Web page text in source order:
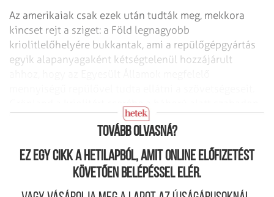
Az amerikaiak csak ezek után tudták meg, mekkora
kincset rejt a sziget: a Föld legnagyobb
kriolitlelőhelyére bukkantak, ami a repülőgépgyártás
egyik alapanyagaként kétségtelenül hozzájárult
részesülhetett az amerikai kereskedelemből is.
Tovább olvasná?
Ez egy cikk a hetilapból, amit online előfizetést
követően belépéssel elér.